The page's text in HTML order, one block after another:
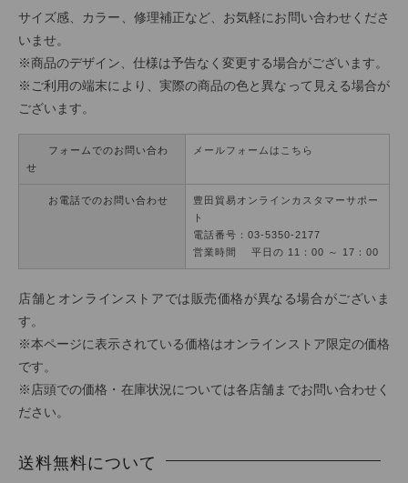
サイズ感、カラー、修理補正など、お気軽にお問い合わせくださ
いませ。
※商品のデザイン、仕様は予告なく変更する場合がございます。
※ご利用の端末により、実際の商品の色と異なって見える場合が
ございます。
フォームでのお問い合わ
せ
メールフォームはこちら
お電話でのお問い合わせ
豊田貿易オンラインカスタマーサポー
ト
電話番号：03-5350-2177
営業時間 平日の 11：00 ～ 17：00
店舗とオンラインストアでは販売価格が異なる場合がございま
す。
※本ページに表示されている価格はオンラインストア限定の価格
です。
※店頭での価格・在庫状況については各店舗までお問い合わせく
ださい。
送料無料について